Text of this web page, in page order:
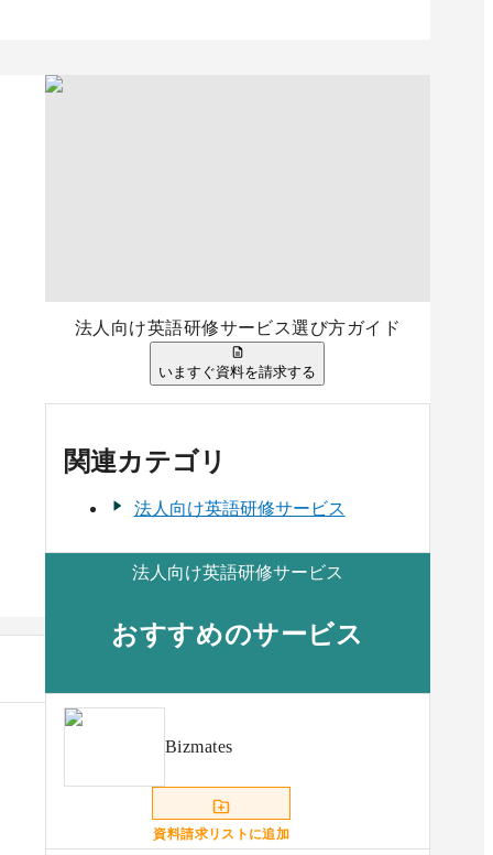
ッツ英語研修
の口コミ
QQEnglishのオンライン英会
話
0 件の口コミ
資料請求リストに追加
法人向け英語研修サービス選び方ガイド
いますぐ資料を請求する
関連カテゴリ
法人向け英語研修サービス
法人向け英語研修サービス
おすすめのサービス
Bizmates
資料請求リストに追加